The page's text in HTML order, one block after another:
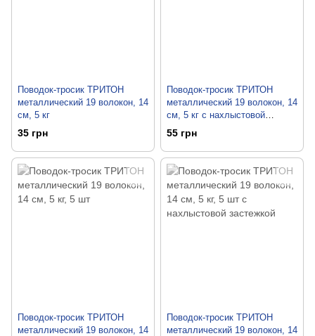
Поводок-тросик ТРИТОН
металлический 19 волокон, 14
см, 5 кг
35 грн
Поводок-тросик ТРИТОН
металлический 19 волокон, 14
см, 5 кг с нахлыстовой
застежкой
55 грн
Поводок-тросик ТРИТОН
металлический 19 волокон, 14
Поводок-тросик ТРИТОН
металлический 19 волокон, 14